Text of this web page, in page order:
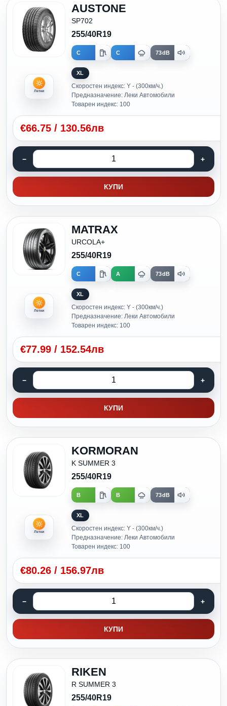
Летни
AUSTONE
SP702
255/40R19
C C 73dB
XL
Скоростен индекс: Y - (300км/ч.)
Предназначение: Леки Автомобили
Товарен индекс: 100
€66.75 / 130.56лв
КУПИ
Летни
MATRAX
URCOLA+
255/40R19
C A 73dB
XL
Скоростен индекс: Y - (300км/ч.)
Предназначение: Леки Автомобили
Товарен индекс: 100
€77.99 / 152.54лв
КУПИ
Летни
KORMORAN
K SUMMER 3
255/40R19
B B 73dB
XL
Скоростен индекс: Y - (300км/ч.)
Предназначение: Леки Автомобили
Товарен индекс: 100
€80.26 / 156.97лв
КУПИ
RIKEN
R SUMMER 3
255/40R19